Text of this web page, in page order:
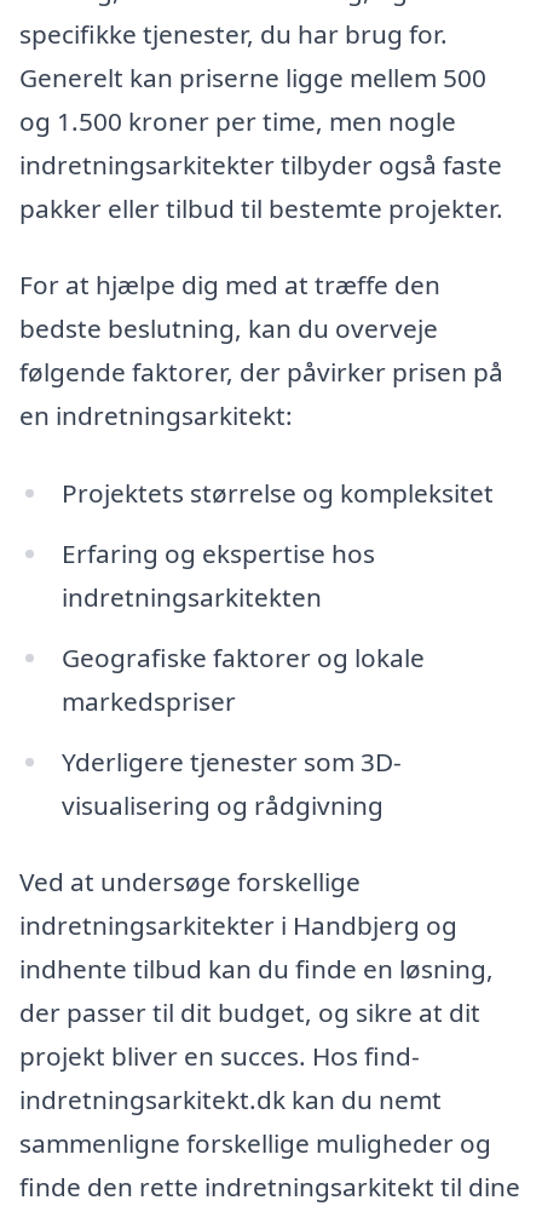
specifikke tjenester, du har brug for.
Generelt kan priserne ligge mellem 500
og 1.500 kroner per time, men nogle
indretningsarkitekter tilbyder også faste
pakker eller tilbud til bestemte projekter.
For at hjælpe dig med at træffe den
bedste beslutning, kan du overveje
følgende faktorer, der påvirker prisen på
en indretningsarkitekt:
Projektets størrelse og kompleksitet
Erfaring og ekspertise hos
indretningsarkitekten
Geografiske faktorer og lokale
markedspriser
Yderligere tjenester som 3D-
visualisering og rådgivning
Ved at undersøge forskellige
indretningsarkitekter i Handbjerg og
indhente tilbud kan du finde en løsning,
der passer til dit budget, og sikre at dit
projekt bliver en succes. Hos find-
indretningsarkitekt.dk kan du nemt
sammenligne forskellige muligheder og
finde den rette indretningsarkitekt til dine